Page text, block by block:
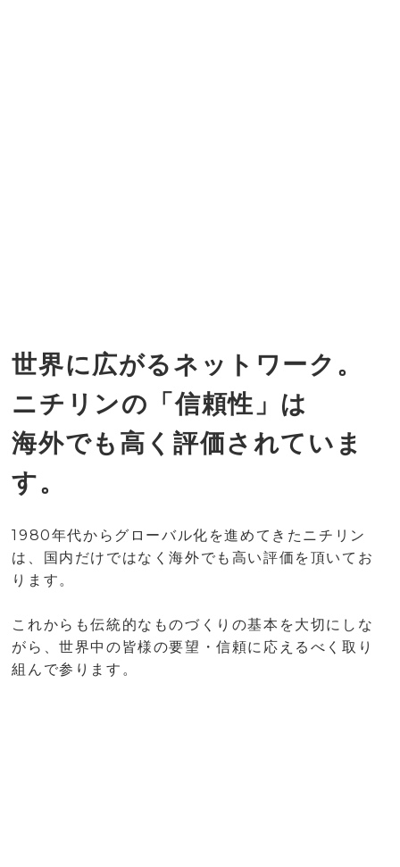
世界に広がるネットワーク。
ニチリンの「信頼性」は
海外でも高く評価されていま
す。
1980年代からグローバル化を進めてきたニチリン
は、国内だけではなく海外でも高い評価を頂いてお
ります。
これからも伝統的なものづくりの基本を大切にしな
がら、世界中の皆様の要望・信頼に応えるべく取り
組んで参ります。